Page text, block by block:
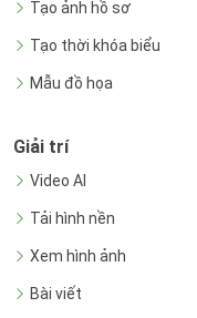
Tạo ảnh hồ sơ
Tạo thời khóa biểu
Mẫu đồ họa
Giải trí
Video AI
Tải hình nền
Xem hình ảnh
Bài viết